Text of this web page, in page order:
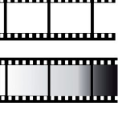
tutmaya
çatıya çıktı